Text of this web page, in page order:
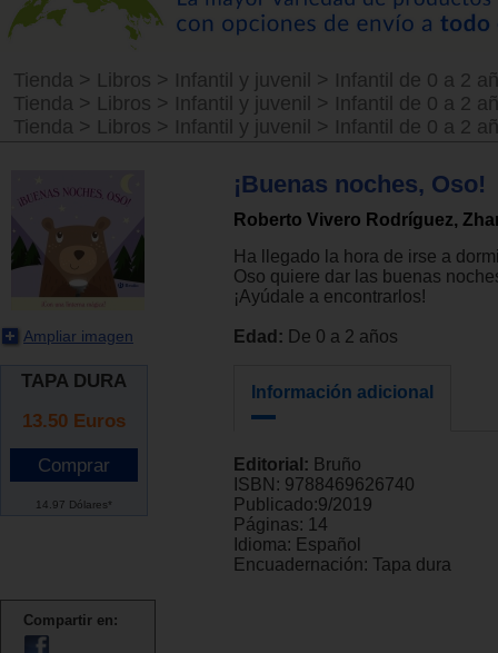
Tienda > Libros > Infantil y juvenil > Infantil de 0 a 2
Tienda > Libros > Infantil y juvenil > Infantil de 0 a 2
Tienda > Libros > Infantil y juvenil > Infantil de 0 a 2
Ampliar imagen
TAPA DURA
13.50 Euros
14.97 Dólares*
Compartir en:
¡Buenas noches, Oso!
Roberto Vivero Rodríguez,
Ha llegado la hora de irse a
Oso quiere dar las buenas
¡Ayúdale a encontrarlos!
Edad: De 0 a 2 años
Información adicional
Editorial: Bruño
ISBN: 9788469626740
Publicado:9/2019
Páginas: 14
Idioma: Español
Encuadernación: Tapa dura